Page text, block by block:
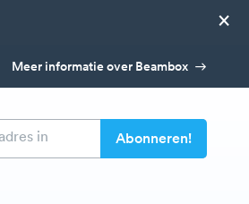
×
Meer informatie over Beambox